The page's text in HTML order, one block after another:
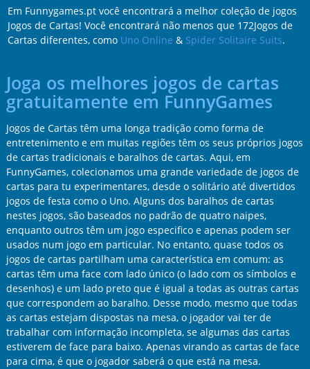
Em Funnygames.pt você encontrará a melhor coleção de jogos
Jogos de Cartas! Você encontrará não menos que 172Jogos de
Cartas diferentes, como Uno Online & Spider Solitaire Suits.
Joga os melhores jogos de cartas
gratuitamente em FunnyGames
Jogos de Cartas têm uma longa tradição como forma de
entretenimento e em muitas regiões têm os seus próprios jogos
de cartas tradicionais e baralhos de cartas. Aqui, em
FunnyGames, colecionamos uma grande variedade de jogos de
cartas para tu experimentares, desde o solitário até divertidos
jogos de festa como o Uno. Alguns dos baralhos de cartas
nestes jogos, são baseados no padrão de quatro naipes,
enquanto outros têm um jogo especifico e apenas podem ser
usados num jogo em particular. No entanto, quase todos os
jogos de cartas partilham uma característica em comum: as
cartas têm uma face com lado único (o lado com os símbolos e
desenhos) e um lado preto que é igual a todas as outras cartas
que correspondem ao baralho. Desse modo, mesmo que todas
as cartas estejam dispostas na mesa, o jogador vai ter de
trabalhar com informação incompleta, se algumas das cartas
estiverem de face para baixo. Apenas virando as cartas de face
para cima, é que o jogador saberá o que está na mesa.